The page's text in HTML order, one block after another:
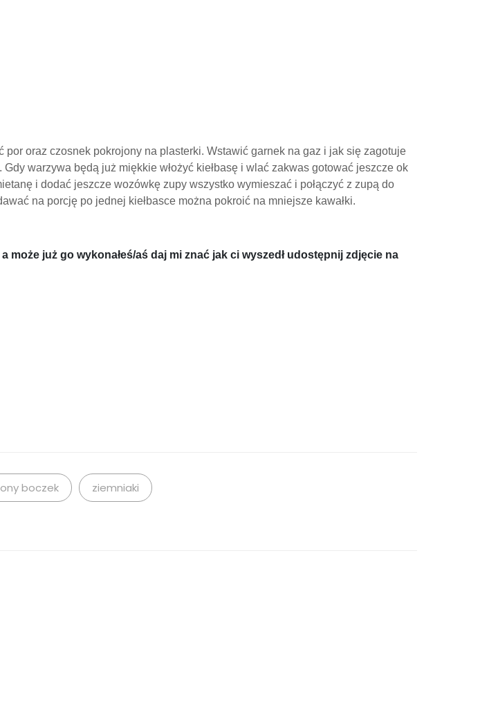
oraz czosnek pokrojony na plasterki. Wstawić garnek na gaz i jak się zagotuje
warzywa będą już miękkie włożyć kiełbasę i wlać zakwas gotować jeszcze ok
i dodać jeszcze wozówkę zupy wszystko wymieszać i połączyć z zupą do
na porcję po jednej kiełbasce można pokroić na mniejsze kawałki.
już go wykonałeś/aś daj mi znać jak ci wyszedł udostępnij zdjęcie na
boczek ziemniaki